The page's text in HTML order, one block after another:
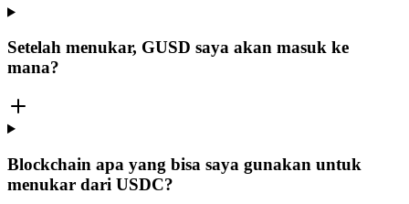
Setelah menukar, GUSD saya akan masuk ke
mana?
Blockchain apa yang bisa saya gunakan untuk
menukar dari USDC?